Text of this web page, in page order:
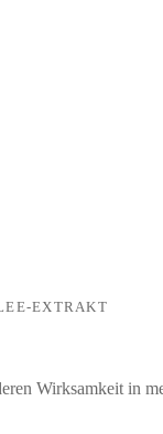
EXTRAKT
Wirksamkeit in